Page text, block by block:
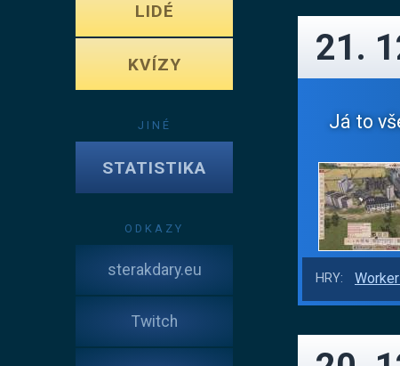
LIDÉ
KVÍZY
JINÉ
STATISTIKA
ODKAZY
sterakdary.eu
Twitch
21.
Já to
HRY: